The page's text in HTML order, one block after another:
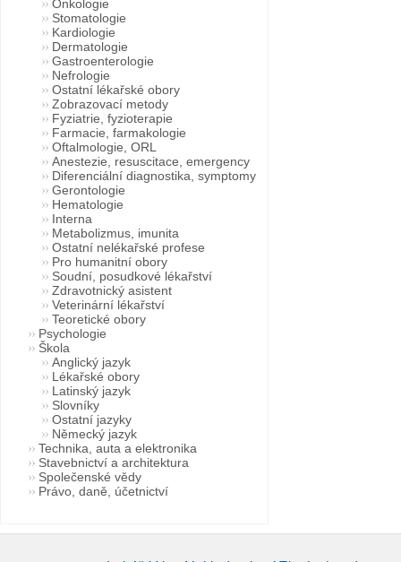
Onkologie
Stomatologie
Kardiologie
Dermatologie
Gastroenterologie
Nefrologie
Ostatní lékařské obory
Zobrazovací metody
Fyziatrie, fyzioterapie
Farmacie, farmakologie
Oftalmologie, ORL
Anestezie, resuscitace, emergency
Diferenciální diagnostika, symptomy
Gerontologie
Hematologie
Interna
Metabolizmus, imunita
Ostatní nelékařské profese
Pro humanitní obory
Soudní, posudkové lékařství
Zdravotnický asistent
Veterinární lékařství
Teoretické obory
Psychologie
Škola
Anglický jazyk
Lékařské obory
Latinský jazyk
Slovníky
Ostatní jazyky
Německý jazyk
Technika, auta a elektronika
Stavebnictví a architektura
Společenské vědy
Právo, daně, účetnictví